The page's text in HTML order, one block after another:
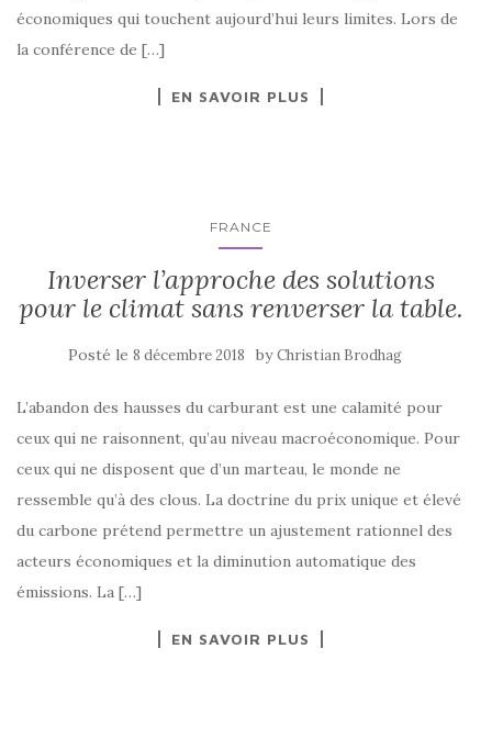
économiques qui touchent aujourd’hui leurs limites. Lors de
la conférence de […]
EN SAVOIR PLUS
FRANCE
Inverser l’approche des solutions
pour le climat sans renverser la table.
Posté le 8 décembre 2018 byChristian Brodhag
L’abandon des hausses du carburant est une calamité pour
ceux qui ne raisonnent, qu’au niveau macroéconomique. Pour
ceux qui ne disposent que d’un marteau, le monde ne
ressemble qu’à des clous. La doctrine du prix unique et élevé
du carbone prétend permettre un ajustement rationnel des
acteurs économiques et la diminution automatique des
émissions. La […]
EN SAVOIR PLUS